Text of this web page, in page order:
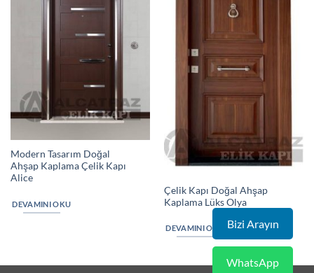
Modern Tasarım Doğal
Ahşap Kaplama Çelik Kapı
Alice
DEVAMINI OKU
Çelik Kapı Doğal Ahşap
Kaplama Lüks Olya
DEVAMINI OKU Bizi Arayın
WhatsApp